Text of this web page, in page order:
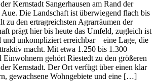
Kernstadt Sangerhausen am Rand der
Die Landschaft ist überwiegend flach bis
zu den ertragreichsten Agrarräumen der
prägt hier bis heute das Umfeld, zugleich ist
und unkompliziert erreichbar – eine Lage, die
macht. Mit etwa 1.250 bis 1.300
gehört Riestedt zu den größeren
Kernstadt. Der Ort verfügt über einen klar
gewachsene Wohngebiete und eine […]